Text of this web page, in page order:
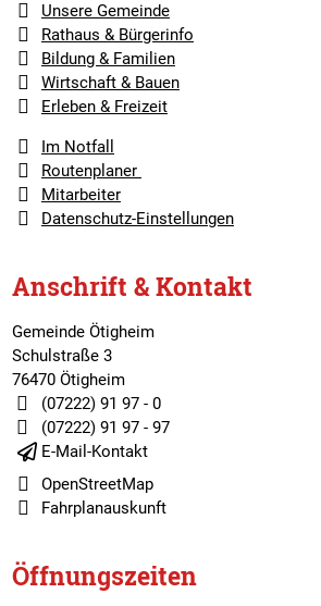
Unsere Gemeinde
Rathaus & Bürgerinfo
Bildung & Familien
Wirtschaft & Bauen
Erleben & Freizeit
Im Notfall
Routenplaner
Mitarbeiter
Datenschutz-Einstellungen
Anschrift & Kontakt
Gemeinde Ötigheim
Schulstraße 3
76470 Ötigheim
(07222) 91 97 - 0
(07222) 91 97 - 97
E-Mail-Kontakt
OpenStreetMap
Fahrplanauskunft
Öffnungszeiten